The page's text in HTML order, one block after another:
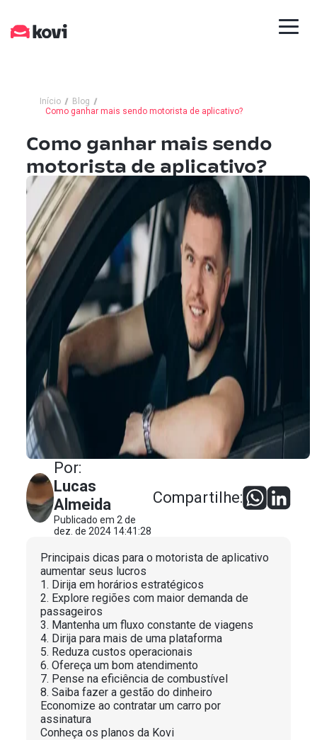
Início
Blog
Como ganhar mais sendo motorista de aplicativo?
Como ganhar mais sendo
motorista de aplicativo?
Por:
Lucas
Almeida
Publicado em 2 de
dez. de 2024 14:41:28
Compartilhe:
Principais dicas para o motorista de aplicativo
aumentar seus lucros
1. Dirija em horários estratégicos
2. Explore regiões com maior demanda de
passageiros
3. Mantenha um fluxo constante de viagens
4. Dirija para mais de uma plataforma
5. Reduza custos operacionais
6. Ofereça um bom atendimento
7. Pense na eficiência de combustível
8. Saiba fazer a gestão do dinheiro
Economize ao contratar um carro por
assinatura
Conheça os planos da Kovi